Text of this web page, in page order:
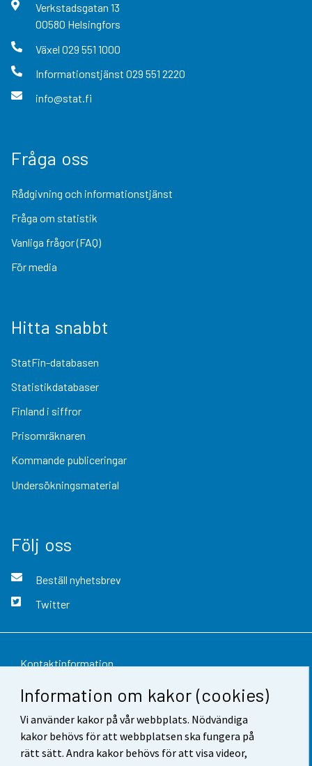
Information om kakor (cookies)
Vi använder kakor på vår webbplats. Nödvändiga
kakor behövs för att webbplatsen ska fungera på
rätt sätt. Andra kakor behövs för att visa videor,
Verkstadsgatan 13
00580 Helsingfors
Växel 029 551 1000
Informationstjänst 029 551 2220
info@stat.fi
Fråga oss
Rådgivning och informationstjänst
Fråga om statistik
Vanliga frågor (FAQ)
För media
Hitta snabbt
StatFin-databasen
Statistikdatabaser
Finland i siffror
Prisomräknaren
Kommande publiceringar
Undersökningsmaterial
Följ oss
Beställ nyhetsbrev
Twitter
Kontaktinformation
Respons
Användarvillkor
Dataskydd